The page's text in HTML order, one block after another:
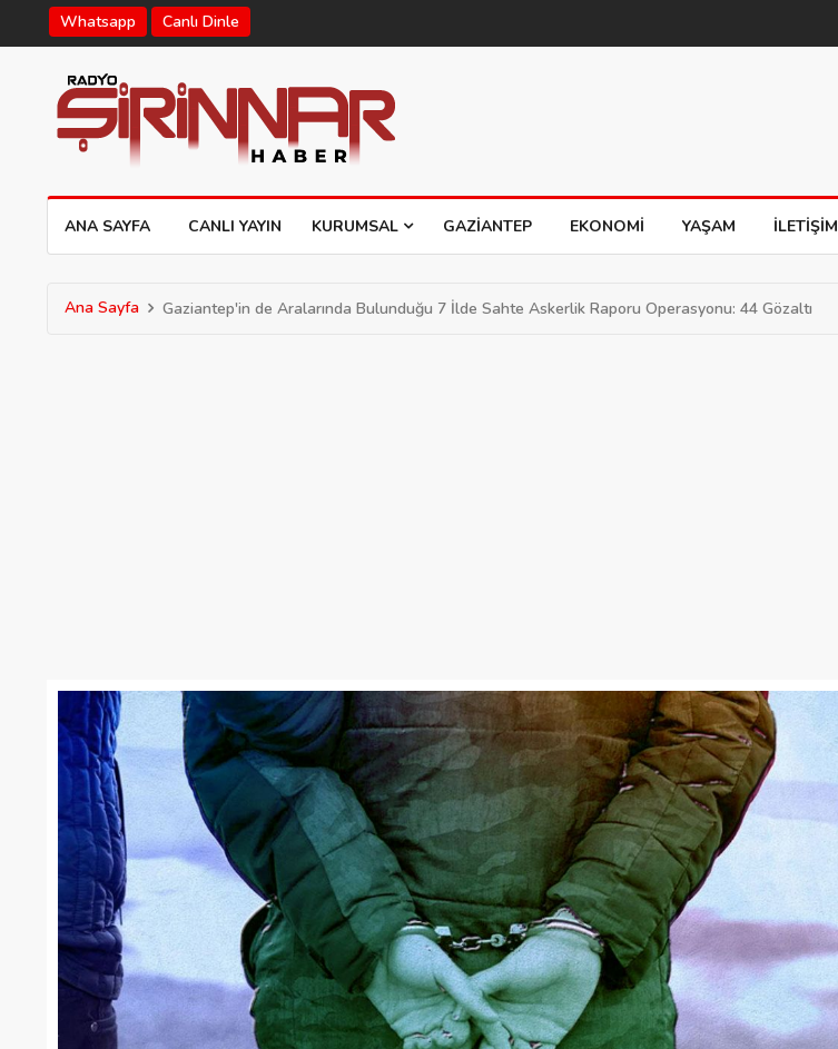
Whatsapp Canlı Dinle
ANA SAYFA CANLI YAYIN KURUMSAL GAZIANTEP EKONOMI YAŞAM İLETIŞIM
Ana Sayfa Gaziantep'in de Aralarında Bulunduğu 7 İlde Sahte Askerlik Raporu Operasyonu: 44 Gözaltı